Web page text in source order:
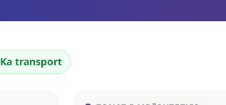
Ka transport